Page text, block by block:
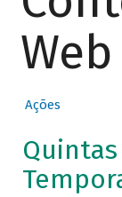
Web
Ações
Quintas